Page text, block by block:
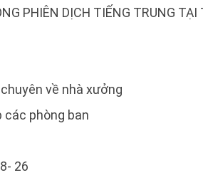
PHIÊN DỊCH TIẾNG TRUNG TẠI
về nhà xưởng
các phòng ban
26